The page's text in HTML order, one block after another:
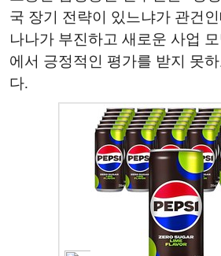
국 장기 전략이 있느냐가 관건
나나가 부진하고 새로운 사업
에서 긍정적인 평가를 받지 못
다.